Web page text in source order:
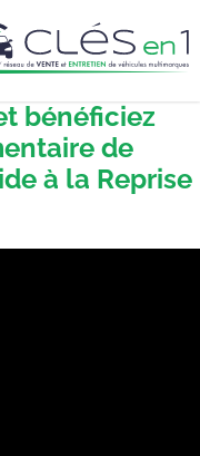
bénéficiez
de
à la Reprise